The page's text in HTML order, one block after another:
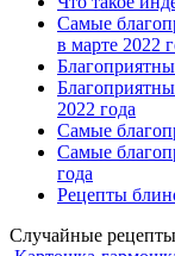
Самые
в марте 2022
2022 года
Самые
Самые
года
Рецепты
Случайные рецепты